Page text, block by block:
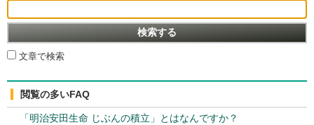
文章で検索
閲覧の多いFAQ
「明治安田生命 じぶんの積立」とはなんですか？